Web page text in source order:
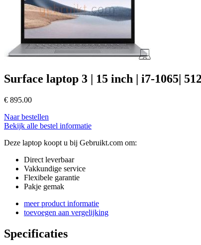
Surface laptop 3 | 15 inch | i7-1065|
€ 895.00
Naar bestellen
Bekijk alle bestel informatie
Deze laptop koopt u bij Gebruikt.com om:
Direct leverbaar
Vakkundige service
Flexibele garantie
Pakje gemak
meer product informatie
toevoegen aan vergelijking
Specificaties